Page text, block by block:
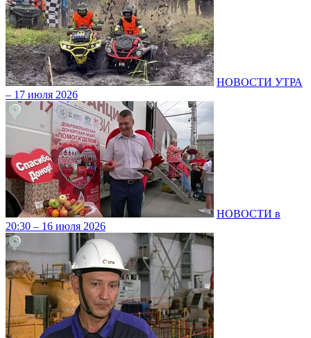
НОВОСТИ УТРА
– 17 июля 2026
НОВОСТИ в
20:30 – 16 июля 2026